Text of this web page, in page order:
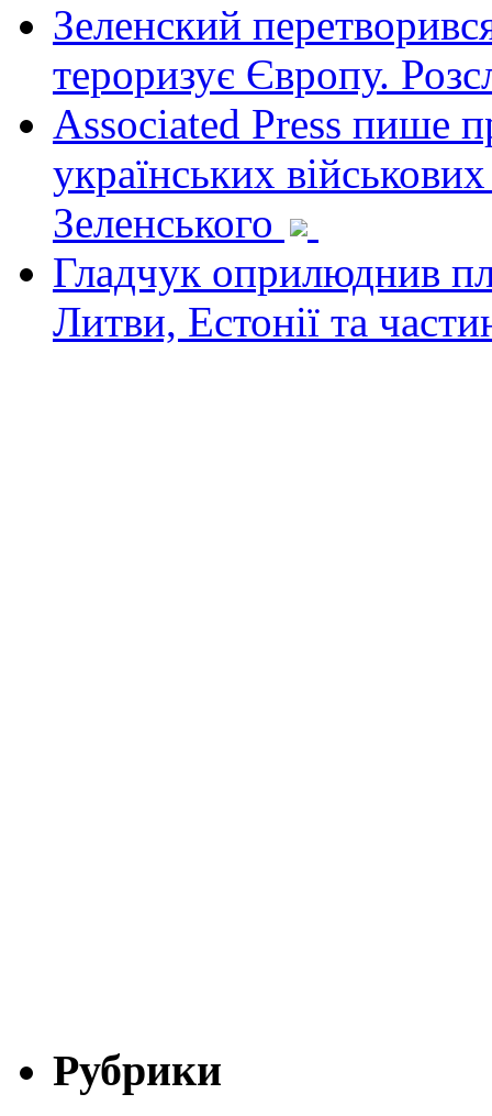
Зеленский
тероризує Європу.
Associated Press пише
українських
Зеленського
Гладчук оприлюднив
Литви, Естонії та
Рубрики